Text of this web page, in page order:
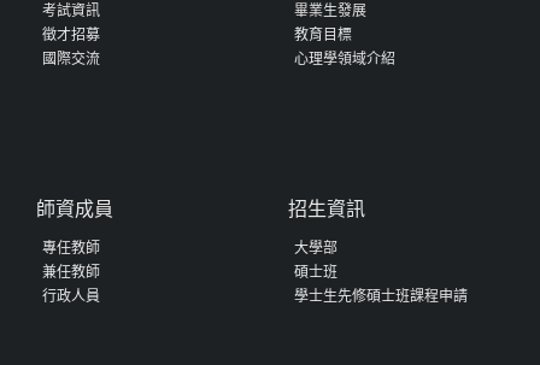
考試資訊
徵才招募
國際交流
畢業生發展
教育目標
心理學領域介紹
師資成員
專任教師
兼任教師
行政人員
招生資訊
大學部
碩士班
學士生先修碩士班課程申請